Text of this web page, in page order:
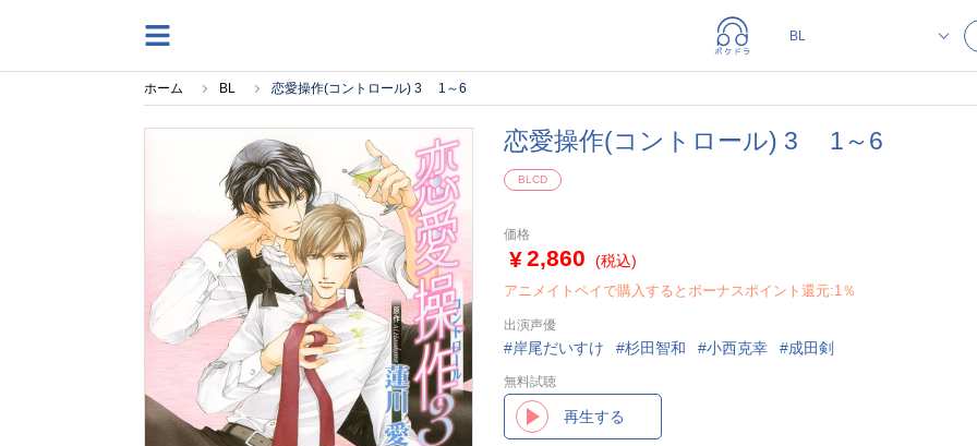
ホーム BL 恋愛操作(コントロール) 3 1～6
恋愛操作(コントロール) 3 1～6
BLCD
価格
2,860 (税込)
アニメイトペイで購入するとボーナスポイント還元:1％
出演声優
岸尾だいすけ 杉田智和 小西克幸 成田剣
無料試聴
再生する